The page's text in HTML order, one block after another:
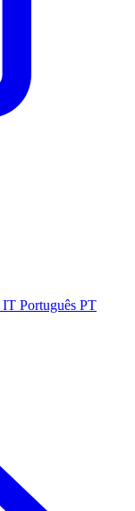
IT Português PT